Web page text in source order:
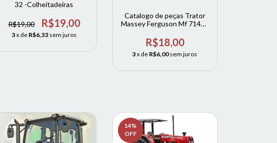
32 -Colheitadeiras
R$19,00 R$19,00
3x de R$6,33 sem juros
Catalogo de peças Trator
Massey Ferguson Mf 7140 -
R$18,00
3x de R$6,00sem juros
14%
OFF